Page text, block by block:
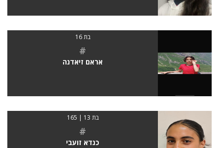
בת 16
#
אראם זיאדנה
בת 13 | 165
#
כנדא זועבי